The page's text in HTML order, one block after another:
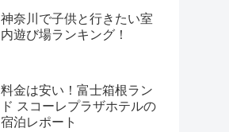
神奈川で子供と行きたい室
内遊び場ランキング！
料金は安い！富士箱根ラン
ド スコーレプラザホテルの
宿泊レポート